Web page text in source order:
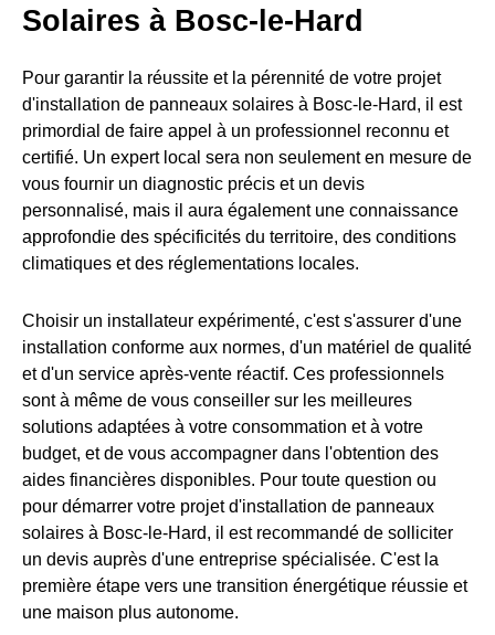
Solaires à Bosc-le-Hard
Pour garantir la réussite et la pérennité de votre projet
d'installation de panneaux solaires à Bosc-le-Hard, il est
primordial de faire appel à un professionnel reconnu et
certifié. Un expert local sera non seulement en mesure de
vous fournir un diagnostic précis et un devis
personnalisé, mais il aura également une connaissance
approfondie des spécificités du territoire, des conditions
climatiques et des réglementations locales.
Choisir un installateur expérimenté, c'est s'assurer d'une
installation conforme aux normes, d'un matériel de qualité
et d'un service après-vente réactif. Ces professionnels
sont à même de vous conseiller sur les meilleures
solutions adaptées à votre consommation et à votre
budget, et de vous accompagner dans l'obtention des
aides financières disponibles. Pour toute question ou
pour démarrer votre projet d'installation de panneaux
solaires à Bosc-le-Hard, il est recommandé de solliciter
un devis auprès d'une entreprise spécialisée. C'est la
première étape vers une transition énergétique réussie et
une maison plus autonome.